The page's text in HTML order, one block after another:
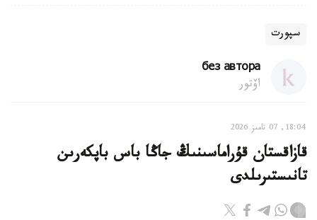
سپورت
без автора
اۆتور
18:04, 07 تامىز 2026
قازاقستان قۇراماسىنىڭ جاڭا باس باپكەرىن
تانىستىرىلدى